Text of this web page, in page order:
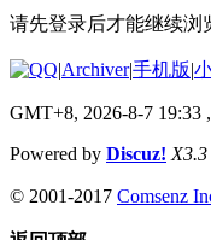
请先登录后才能继续浏
|Archiver|手机版|
GMT+8, 2026-8-7 19:33
Powered by Discuz! X3.3
© 2001-2017 Comsenz